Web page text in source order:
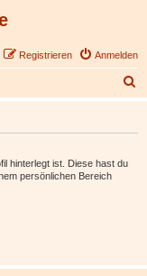
Anmelden
Registrieren
u
hinterlegt ist. Diese hast du
persönlichen Bereich